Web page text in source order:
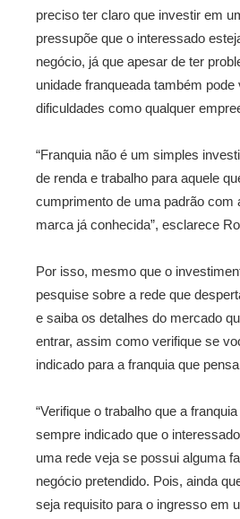
preciso ter claro que investir em
pressupõe que o interessado
negócio, já que apesar de ter
unidade franqueada também pode
dificuldades como qualquer
“Franquia não é um simples
de renda e trabalho para aquele
cumprimento de uma padrão com
marca já conhecida”, esclarece
Por isso, mesmo que o
pesquise sobre a rede que
e saiba os detalhes do mercado
entrar, assim como verifique se
indicado para a franquia que
“Verifique o trabalho que a
sempre indicado que o
uma rede veja se possui alguma
negócio pretendido. Pois, ainda
seja requisito para o ingresso em